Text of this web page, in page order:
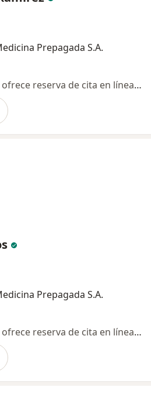
Prepagada S.A.
Este especialista no ofrece reserva de cita en línea en esta dirección.
Prepagada S.A.
Este especialista no ofrece reserva de cita en línea en esta dirección.